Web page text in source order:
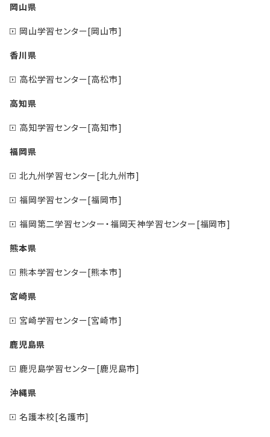
岡山県
岡山学習センター[岡山市]
香川県
高松学習センター[高松市]
高知県
高知学習センター[高知市]
福岡県
北九州学習センター[北九州市]
福岡学習センター[福岡市]
福岡第二学習センター・福岡天神学習センター[福岡市]
熊本県
熊本学習センター[熊本市]
宮崎県
宮崎学習センター[宮崎市]
鹿児島県
鹿児島学習センター[鹿児島市]
沖縄県
名護本校[名護市]